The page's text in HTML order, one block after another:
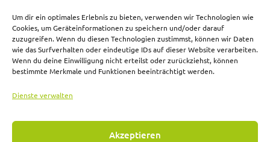
Um dir ein optimales Erlebnis zu bieten, verwenden wir Technologien wie
Cookies, um Geräteinformationen zu speichern und/oder darauf
zuzugreifen. Wenn du diesen Technologien zustimmst, können wir Daten
wie das Surfverhalten oder eindeutige IDs auf dieser Website verarbeiten.
Wenn du deine Einwilligung nicht erteilst oder zurückziehst, können
bestimmte Merkmale und Funktionen beeinträchtigt werden.
Dienste verwalten
Akzeptieren